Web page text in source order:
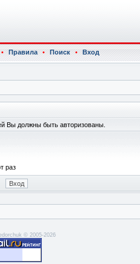
• Правила • Поиск • Вход
Вы должны быть авторизованы.
раз
© 2005-2026